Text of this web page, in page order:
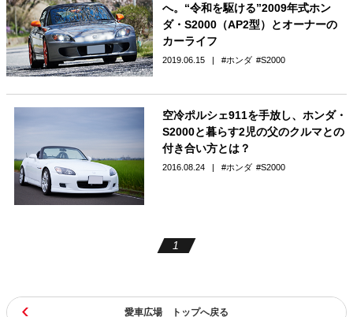
へ。“令和を駆ける”2009年式ホン
ダ・S2000（AP2型）とオーナーの
カーライフ
2019.06.15 ホンダ S2000
空冷ポルシェ911を手放し、ホンダ・
S2000と暮らす2児の父のクルマとの
付き合い方とは？
2016.08.24 ホンダ S2000
1
愛車広場 トップへ戻る